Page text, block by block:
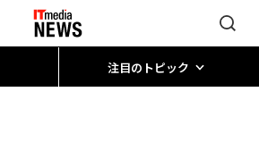
注目のトピック